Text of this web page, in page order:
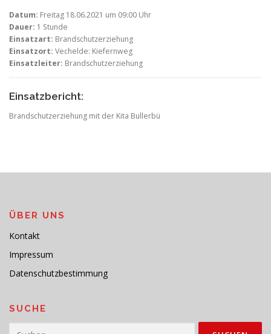
Datum: Freitag 18.06.2021 um 09:00 Uhr
Dauer: 1 Stunde
Einsatzart: Brandschutzerziehung
Einsatzort: Vechelde: Kiefernweg
Einsatzleiter: Brandschutzerziehung
Einsatzbericht:
Brandschutzerziehung mit der Kita Bullerbü
ÜBER UNS
Kontakt
Impressum
Datenschutzbestimmung
SUCHE
Suchen